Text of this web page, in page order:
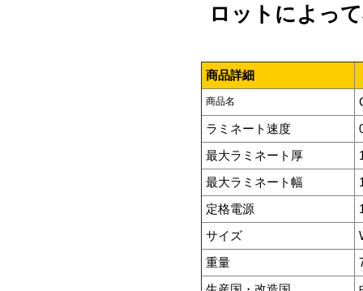
ロットによっ
商品詳細
商品名
ラミネート速度
最大ラミネート厚
最大ラミネート幅
定格電源
サイズ
重量